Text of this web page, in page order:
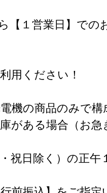
【１営業日】での
用ください！
機の商品のみで構
がある場合（お急
祝日除く）の正午